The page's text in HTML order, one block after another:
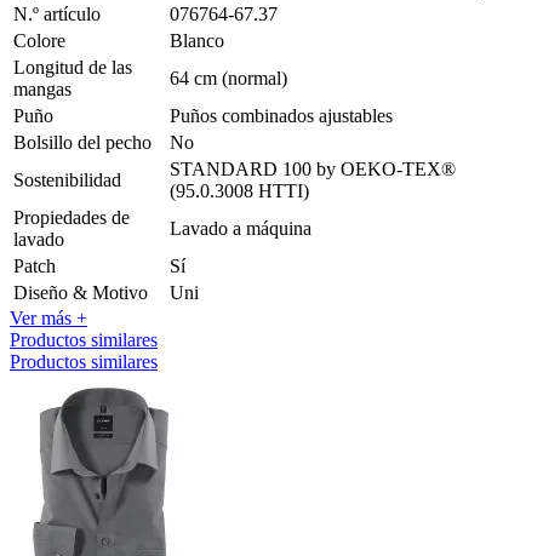
N.º artículo
076764-67.37
Colore
Blanco
Longitud de las
mangas
64 cm (normal)
Puño
Puños combinados ajustables
Bolsillo del pecho
No
Sostenibilidad
STANDARD 100 by OEKO-TEX®
(95.0.3008 HTTI)
Propiedades de
lavado
Lavado a máquina
Patch
Sí
Diseño & Motivo
Uni
Ver más +
Productos similares
Productos similares